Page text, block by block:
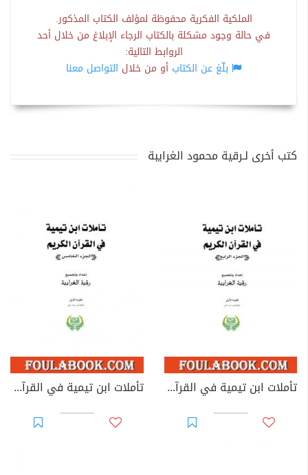
الملكية الفكرية محفوظة لمؤلف الكتاب المذكور.
في حالة وجود مشكلة بالكتاب الرجاء الإبلاغ من خلال أحد
الروابط التالية:
بلّغ عن الكتاب أو من خلال التواصل معنا
كتب أخرى لـرقية محمود الغرايبة
تأملات ابن تيمية في القرآن الكريم - الجزء الرابع: من صفحة 1465- 2008 تأملات ابن تيمية في القرآن الكريم - الجزء الخامس: من صفحة 2009 - 2442